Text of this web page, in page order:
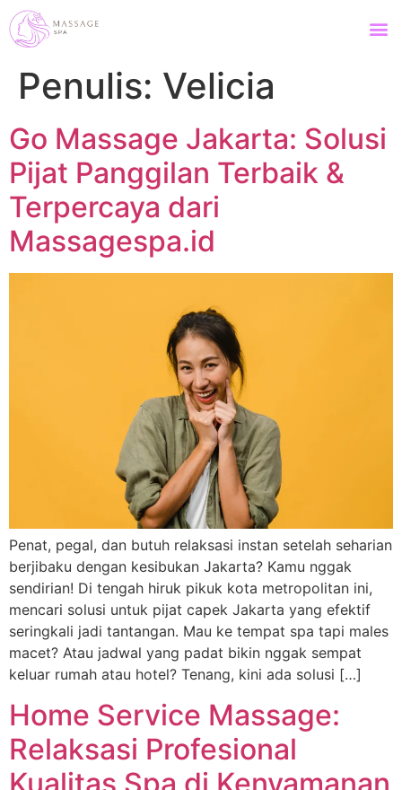
Penulis: Velicia
Go Massage Jakarta: Solusi
Pijat Panggilan Terbaik &
Terpercaya dari
Massagespa.id
Penat, pegal, dan butuh relaksasi instan setelah seharian
berjibaku dengan kesibukan Jakarta? Kamu nggak
sendirian! Di tengah hiruk pikuk kota metropolitan ini,
mencari solusi untuk pijat capek Jakarta yang efektif
seringkali jadi tantangan. Mau ke tempat spa tapi males
macet? Atau jadwal yang padat bikin nggak sempat
keluar rumah atau hotel? Tenang, kini ada solusi […]
Home Service Massage:
Relaksasi Profesional
Kualitas Spa di Kenyamanan